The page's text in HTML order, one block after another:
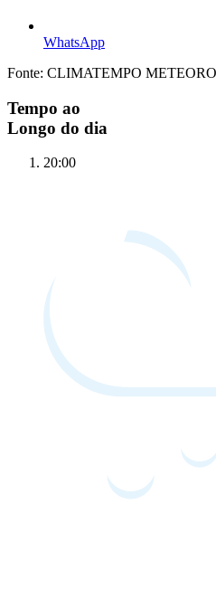
WhatsApp
Fonte: CLIMATEMPO
Tempo ao
Longo do dia
20:00